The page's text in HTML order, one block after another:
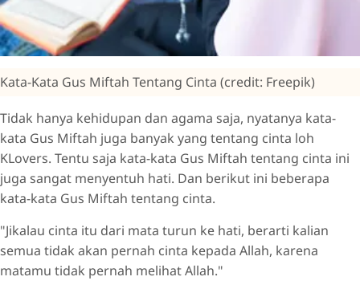
Kata-Kata Gus Miftah Tentang Cinta (credit: Freepik)
Tidak hanya kehidupan dan agama saja, nyatanya kata-
kata Gus Miftah juga banyak yang tentang cinta loh
KLovers. Tentu saja kata-kata Gus Miftah tentang cinta ini
juga sangat menyentuh hati. Dan berikut ini beberapa
kata-kata Gus Miftah tentang cinta.
"Jikalau cinta itu dari mata turun ke hati, berarti kalian
semua tidak akan pernah cinta kepada Allah, karena
matamu tidak pernah melihat Allah."